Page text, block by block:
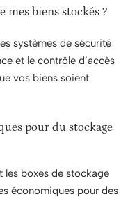
biens stockés ?
systèmes de sécurité
et le contrôle d’accès
vos biens soient
pour du stockage
les boxes de stockage
économiques pour des